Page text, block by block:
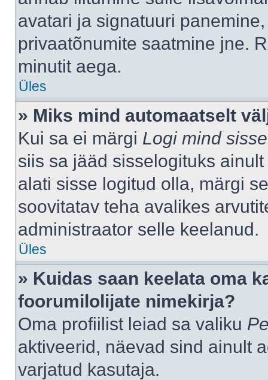
avatari ja signatuuri
privaatõnumite saatmine jne.
minutit aega.
Üles
» Miks mind automaatselt
Kui sa ei märgi Logi mind
siis sa jääd sisselogituks
alati sisse logitud olla, märgi
soovitatav teha avalikes
administraator selle keelanud.
Üles
» Kuidas saan keelata oma
foorumilolijate nimekirja?
Oma profiilist leiad sa valiku
aktiveerid, näevad sind ainult
varjatud kasutaja.